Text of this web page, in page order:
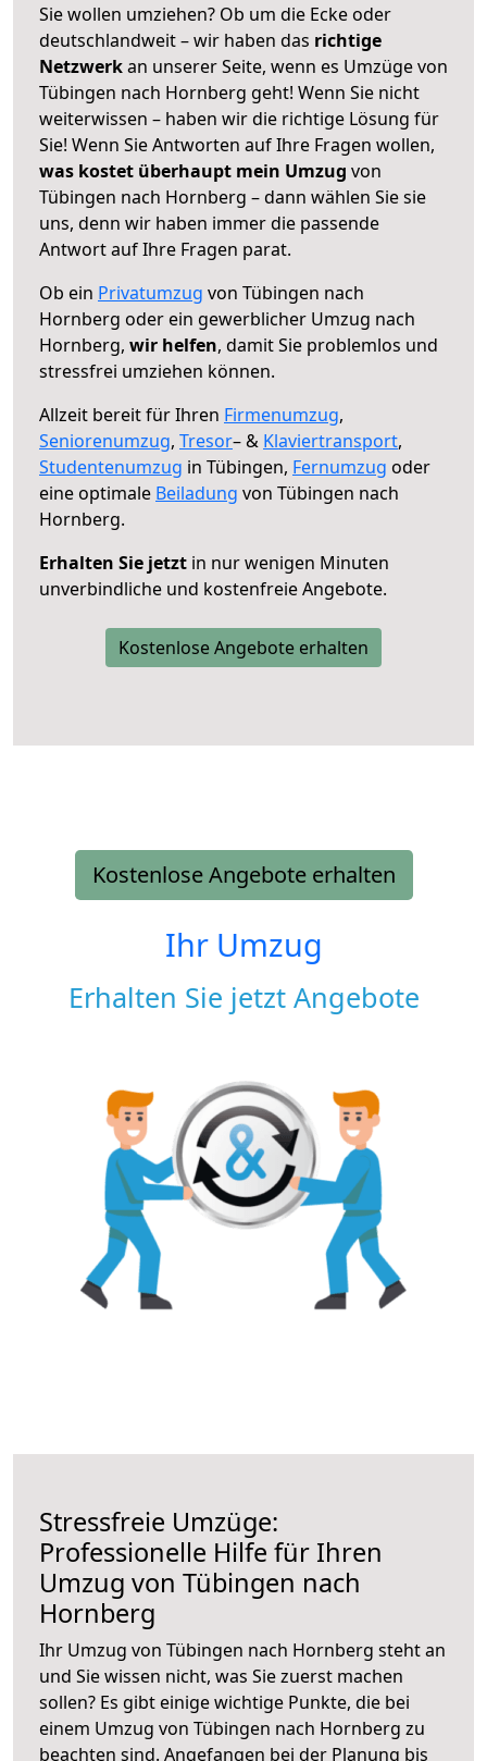
Sie wollen umziehen? Ob um die Ecke oder
deutschlandweit – wir haben das richtige
Netzwerkan unserer Seite, wenn es Umzüge von
Tübingen nach Hornberg geht! Wenn Sie nicht
weiterwissen – haben wir die richtige Lösung für
Sie! Wenn Sie Antworten auf Ihre Fragen wollen,
was kostet überhaupt mein Umzug von
Tübingen nach Hornberg – dann wählen Sie sie
uns, denn wir haben immer die passende
Antwort auf Ihre Fragen parat.
Ob ein Privatumzug von Tübingen nach
Hornberg oder ein gewerblicher Umzug nach
Hornberg, wir helfen, damit Sie problemlos und
stressfrei umziehen können.
Allzeit bereit für Ihren Firmenumzug,
Seniorenumzug, Tresor– & Klaviertransport,
Studentenumzug in Tübingen, Fernumzug oder
eine optimale Beiladung von Tübingen nach
Hornberg.
Erhalten Sie jetzt in nur wenigen Minuten
unverbindliche und kostenfreie Angebote.
Kostenlose Angebote erhalten
Kostenlose Angebote erhalten
Ihr Umzug
Erhalten Sie jetzt Angebote
Stressfreie Umzüge:
Professionelle Hilfe für Ihren
Umzug von Tübingen nach
Hornberg
Ihr Umzug von Tübingen nach Hornberg steht an
und Sie wissen nicht, was Sie zuerst machen
sollen? Es gibt einige wichtige Punkte, die bei
einem Umzug von Tübingen nach Hornberg zu
beachten sind. Angefangen bei der Planung bis